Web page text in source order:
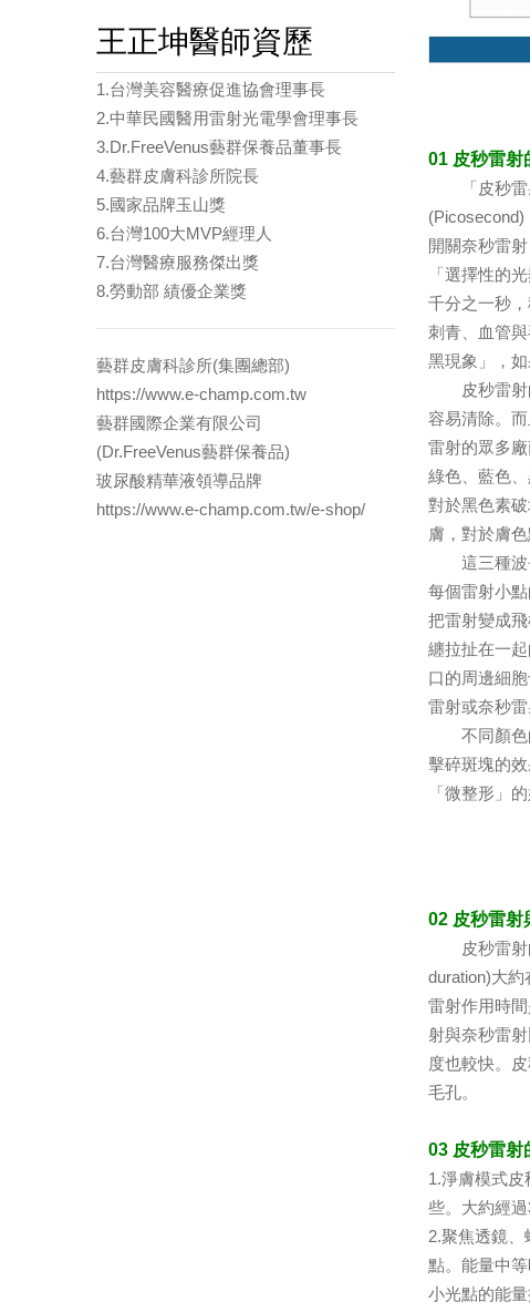
01 皮秒雷射
「皮秒雷射
開關奈秒雷
「選擇性的
千分之一秒
刺青、血管
黑現象」，
皮秒雷射的
容易清除。
雷射的眾多
綠色、藍色
對於黑色素
膚，對於膚
這三種波長
每個雷射小
把雷射變成
纏拉扯在一
口的周邊細
雷射或奈秒
不同顏色的
擊碎斑塊的
「微整形」
02 皮秒雷射
皮秒雷射的
duration)大
雷射作用時
射與奈秒雷
度也較快。
毛孔。
03 皮秒雷射
1.淨膚模式
些。大約經過
2.聚焦透鏡
點。能量中
小光點的能
王正坤醫師資歷
1.台灣美容醫療促進協會理事長
2.中華民國醫用雷射光電學會理事長
3.Dr.FreeVenus藝群保養品董事長
4.藝群皮膚科診所院長
5.國家品牌玉山獎
6.台灣100大MVP經理人
7.台灣醫療服務傑出獎
8.勞動部 績優企業獎
藝群皮膚科診所(集團總部)
https://www.e-champ.com.tw
藝群國際企業有限公司
(Dr.FreeVenus藝群保養品)
玻尿酸精華液領導品牌
https://www.e-champ.com.tw/e-shop/